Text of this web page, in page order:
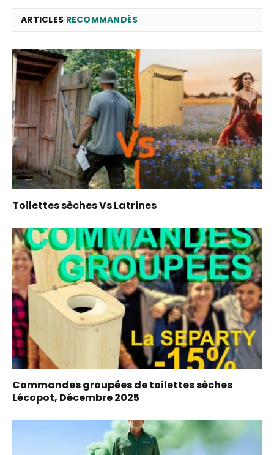
ARTICLES RECOMMANDÉS
Toilettes sèches Vs Latrines
Commandes groupées de toilettes sèches
Lécopot, Décembre 2025